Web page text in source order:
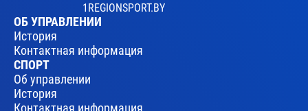
1REGIONSPORT.BY
ОБ УПРАВЛЕНИИ
История
Контактная информация
СПОРТ
Об управлении
История
Контактная информация